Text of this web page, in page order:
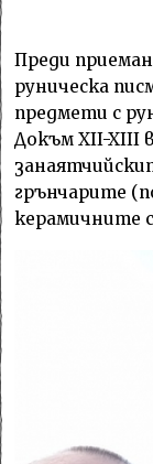
Преди
руническа
предмети с
Докъм XII-XIII
грънчарите
керамичните